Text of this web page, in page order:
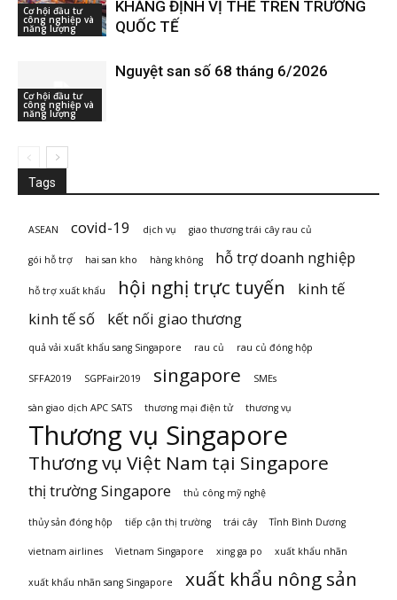
Cơ hội đầu tư
công nghiệp và
năng lượng
KHẲNG ĐỊNH VỊ THẾ TRÊN TRƯỜNG
QUỐC TẾ
Cơ hội đầu tư
công nghiệp và
năng lượng
Nguyệt san số 68 tháng 6/2026
Tags
ASEAN covid-19 dịch vụ giao thương trái cây rau củ
gói hỗ trợ hai san kho hàng không hỗ trợ doanh nghiệp
hỗ trợ xuất khẩu hội nghị trực tuyến
kinh tế
kinh tế số
kết nối giao thương
quả vải xuất khẩu sang Singapore rau củ rau củ đóng hộp
SFFA2019 SGPFair2019 singapore SMEs
sàn giao dịch APC SATS thương mại điện tử thương vụ
Thương vụ Singapore
Thương vụ Việt Nam tại Singapore
thị trường Singapore thủ công mỹ nghệ
thủy sản đóng hộp tiếp cận thị trường trái cây Tỉnh Bình Dương
vietnam airlines Vietnam Singapore xing ga po xuất khẩu nhãn
xuất khẩu nhãn sang Singapore xuất khẩu nông sản